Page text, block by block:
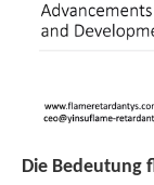
Die Bedeutung